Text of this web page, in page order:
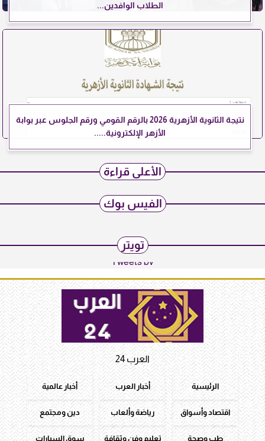
الطلاب الوافدين...
نتيجة الثانوية الأزهرية 2026 بالرقم القومي ورقم الجلوس عبر بوابة
الأزهر الإلكترونية.....
الأعلى قراءة
الفيس بوك
تويتر
Tweets by
العرب 24
الرئيسية أخبار العرب أخبار عالمية
اقتصاد وأسواق رياضة وألعاب دين ومجتمع
طب وصحة تعليم وفن وثقافة سوق السيارات